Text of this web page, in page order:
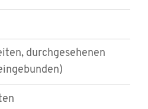
durchgesehenen